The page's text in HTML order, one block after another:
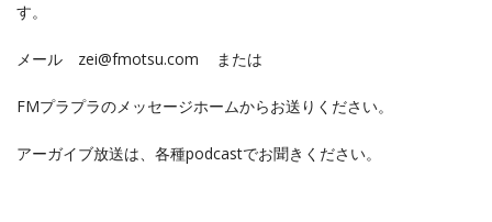
す。
メール zei@fmotsu.com または
FMプラプラのメッセージホームからお送りください。
アーガイブ放送は、各種podcastでお聞きください。